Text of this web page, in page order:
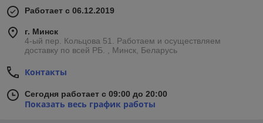
Работает с 06.12.2019
г. Минск
4-ый пер. Кольцова 51. Работаем и осуществляем
доставку по всей РБ. , Минск, Беларусь
Контакты
Сегодня работает с 09:00 до 20:00
Показать весь график работы